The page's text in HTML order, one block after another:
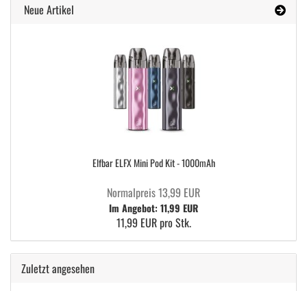
Neue Artikel
Elfbar ELFX Mini Pod Kit - 1000mAh
Normalpreis 13,99 EUR
Im Angebot: 11,99 EUR
11,99 EUR pro Stk.
Zuletzt angesehen